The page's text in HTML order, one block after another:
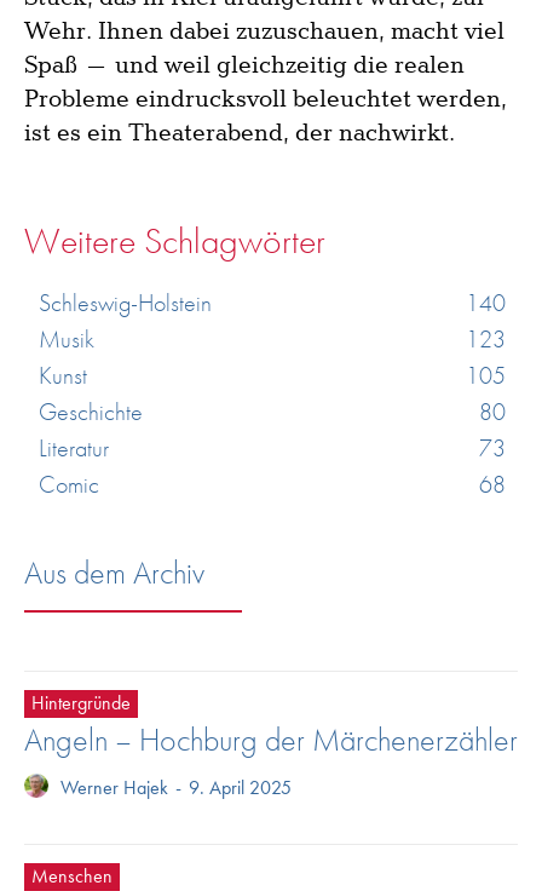
Wehr. Ihnen dabei zuzuschauen, macht viel
Spaß – und weil gleichzeitig die realen
Probleme eindrucksvoll beleuchtet werden,
ist es ein Theaterabend, der nachwirkt.
Weitere Schlagwörter
Schleswig-Holstein
140
Musik
123
Kunst
105
Geschichte
80
Literatur
73
Comic
68
Aus dem Archiv
Hintergründe
Angeln – Hochburg der Märchenerzähler
Werner Hajek - 9. April 2025
Menschen